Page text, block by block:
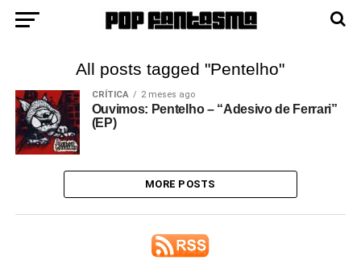
All posts tagged "Pentelho"
CRÍTICA 2 meses ago
Ouvimos: Pentelho – “Adesivo de Ferrari”
(EP)
MORE POSTS